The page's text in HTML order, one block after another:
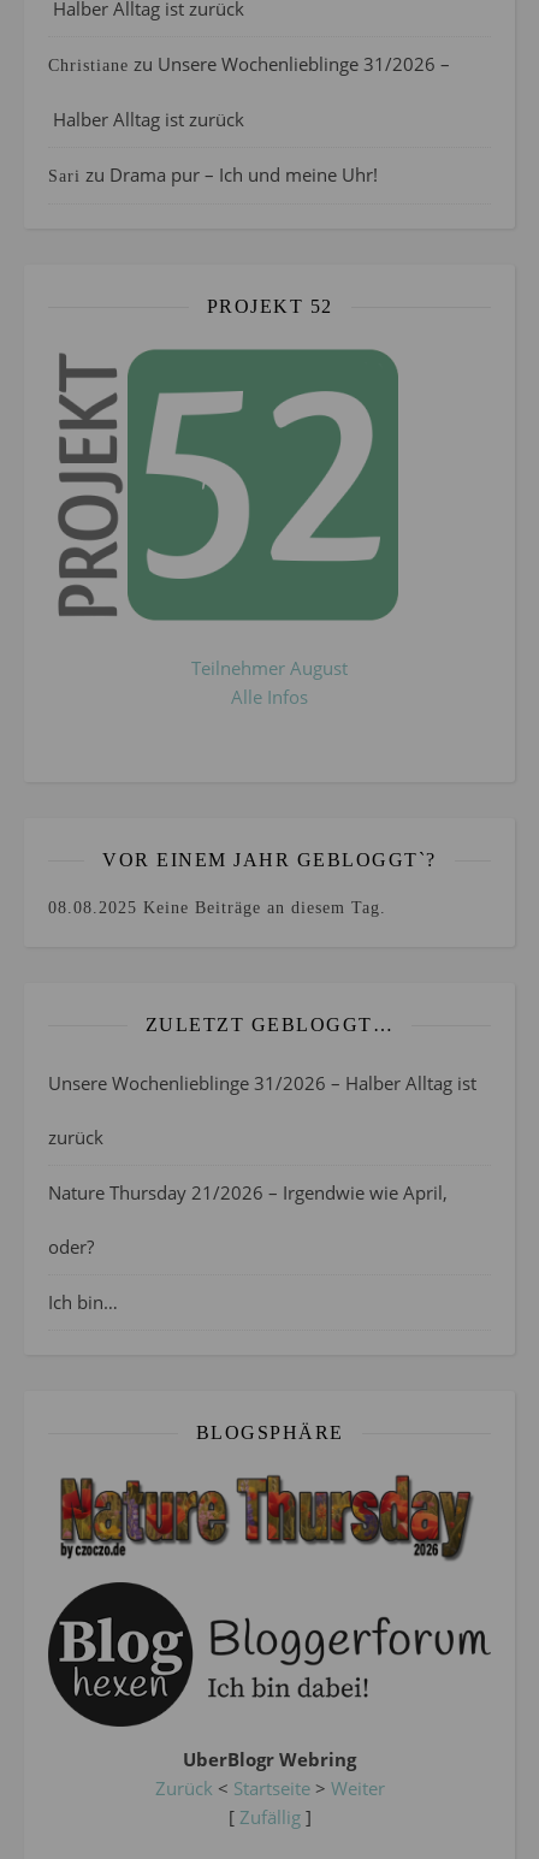
Halber Alltag ist zurück
Christiane zu Unsere Wochenlieblinge 31/2026 –
Halber Alltag ist zurück
Sari zu Drama pur – Ich und meine Uhr!
PROJEKT 52
Teilnehmer August
Alle Infos
VOR EINEM JAHR GEBLOGGT`?
08.08.2025 Keine Beiträge an diesem Tag.
ZULETZT GEBLOGGT…
Unsere Wochenlieblinge 31/2026 – Halber Alltag ist
zurück
Nature Thursday 21/2026 – Irgendwie wie April,
oder?
Ich bin…
BLOGSPHÄRE
UberBlogr Webring
Zurück < Startseite> Weiter
[ Zufällig]